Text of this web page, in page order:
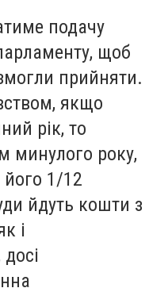
подачу
щоб
прийняти.
якщо
рік, то
минулого року,
його 1/12
йдуть кошти з
і